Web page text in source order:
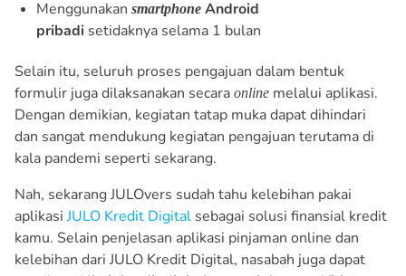
Menggunakan smartphone Android
pribadi setidaknya selama 1 bulan
Selain itu, seluruh proses pengajuan dalam bentuk
formulir juga dilaksanakan secara online melalui aplikasi.
Dengan demikian, kegiatan tatap muka dapat dihindari
dan sangat mendukung kegiatan pengajuan terutama di
kala pandemi seperti sekarang.
Nah, sekarang JULOvers sudah tahu kelebihan pakai
aplikasiJULO Kredit Digital sebagai solusi finansial kredit
kamu. Selain penjelasan aplikasi pinjaman online dan
kelebihan dari JULO Kredit Digital, nasabah juga dapat